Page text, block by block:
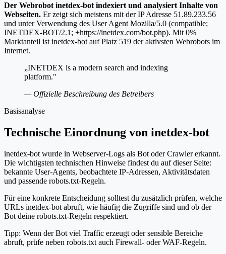
Der Webrobot inetdex-bot indexiert und analysiert Inhalte von
Webseiten. Er zeigt sich meistens mit der IP Adresse 51.89.233.56
und unter Verwendung des User Agent Mozilla/5.0 (compatible;
INETDEX-BOT/2.1; +https://inetdex.com/bot.php). Mit 0%
Marktanteil ist inetdex-bot auf Platz 519 der aktivsten Webrobots im
Internet.
„INETDEX is a modern search and indexing
platform."
— Offizielle Beschreibung des Betreibers
Basisanalyse
Technische Einordnung von inetdex-bot
inetdex-bot wurde in Webserver-Logs als Bot oder Crawler erkannt.
Die wichtigsten technischen Hinweise findest du auf dieser Seite:
bekannte User-Agents, beobachtete IP-Adressen, Aktivitätsdaten
und passende robots.txt-Regeln.
Für eine konkrete Entscheidung solltest du zusätzlich prüfen, welche
URLs inetdex-bot abruft, wie häufig die Zugriffe sind und ob der
Bot deine robots.txt-Regeln respektiert.
Tipp: Wenn der Bot viel Traffic erzeugt oder sensible Bereiche
abruft, prüfe neben robots.txt auch Firewall- oder WAF-Regeln.